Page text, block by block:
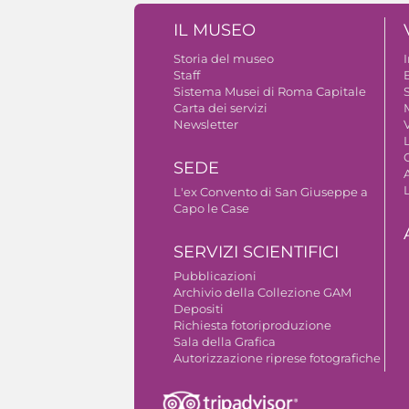
IL MUSEO
Storia del museo
Staff
Sistema Musei di Roma Capitale
Carta dei servizi
Newsletter
SEDE
L'ex Convento di San Giuseppe a
Capo le Case
SERVIZI SCIENTIFICI
Pubblicazioni
Archivio della Collezione GAM
Depositi
Richiesta fotoriproduzione
Sala della Grafica
Autorizzazione riprese fotografiche